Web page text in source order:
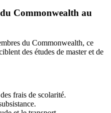
Commonwealth au
du Commonwealth, ce
des études de master et de
frais de scolarité.